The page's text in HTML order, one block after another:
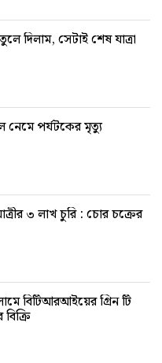
শেষ যাত্রা
নেমে পর্যটকের মৃত্যু
চুরি : চোর চক্রের
বিটিআরআইয়ের গ্রিন টি